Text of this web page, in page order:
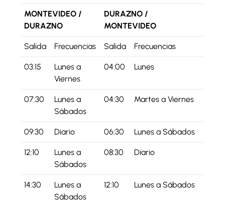
MONTEVIDEO /
DURAZNO
DURAZNO /
MONTEVIDEO
Salida Frecuencias Salida Frecuencias
03:15
Lunes a
Viernes
04:00 Lunes
07:30
Lunes a
Sábados
04:30 Martes a Viernes
09:30 Diario 06:30 Lunes a Sábados
12:10
Lunes a
Sábados
08:30 Diario
14:30
Lunes a
Sábados
12:10 Lunes a Sábados